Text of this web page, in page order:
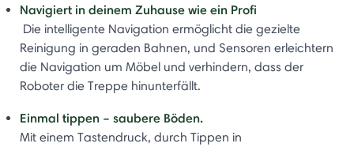
Navigiert in deinem Zuhause wie ein Profi​
Die intelligente Navigation ermöglicht die gezielte
Reinigung in geraden Bahnen, und Sensoren erleichtern
die Navigation um Möbel und verhindern, dass der
Roboter die Treppe hinunterfällt.
Einmal tippen – saubere Böden.
Mit einem Tastendruck, durch Tippen in